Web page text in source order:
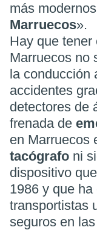
más
Marruecos».
Hay que tener
Marruecos no
la conducción
accidentes
detectores de
frenada de
en Marruecos
tacógrafo ni
dispositivo
1986 y que
transportistas
seguros en